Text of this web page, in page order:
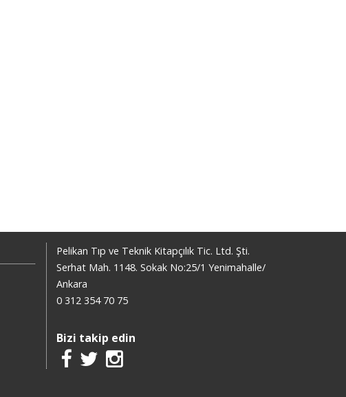
Pelikan Tıp ve Teknik Kitapçılık Tic. Ltd. Şti.
Serhat Mah. 1148. Sokak No:25/1 Yenimahalle/
Ankara
0 312 354 70 75
Bizi takip edin